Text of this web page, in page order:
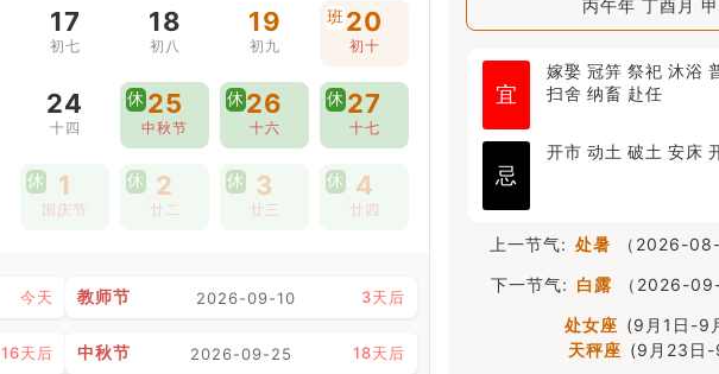
17
初七
18
初八
19
初九
班 20
初十
24
十四
休 25
中秋节
休26
十六
休 27
十七
休 1
国庆节
休 2
廿二
休 3
廿三
休 4
廿四
今天 教师节 2026-09-10 3天后
16天后 中秋节 2026-09-25 18天后
丙午年 丁酉月
宜
嫁娶 冠笄 祭祀 沐浴
扫舍 纳畜 赴任
忌
开市 动土 破土 安床
上一节气: 处暑
（2026-
下一节气: 白露
（2026-
处女座 (9月1日-9
天秤座 (9月23日-